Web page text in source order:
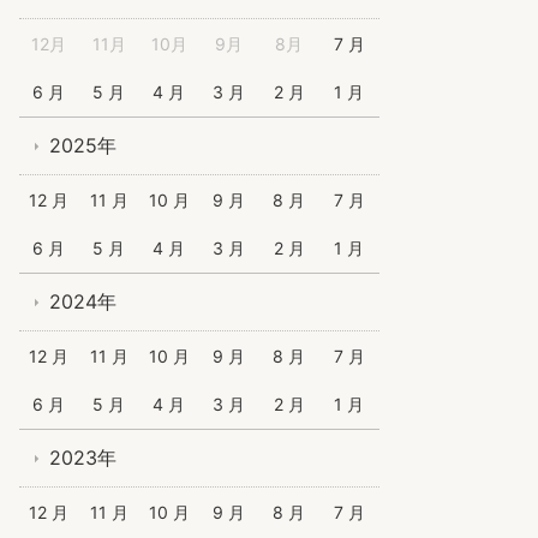
12月 11月 10月 9月 8月 7 月
6 月 5 月 4 月 3 月 2 月 1 月
2025年
12 月 11 月 10 月 9 月 8 月 7 月
6 月 5 月 4 月 3 月 2 月 1 月
2024年
12 月 11 月 10 月 9 月 8 月 7 月
6 月 5 月 4 月 3 月 2 月 1 月
2023年
12 月 11 月 10 月 9 月 8 月 7 月